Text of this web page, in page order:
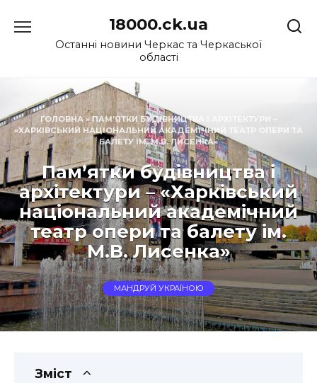
до
18000.ck.ua
Останні новини Черкас та Черкаської
області
ГОЛОВНА»ПАМ’ЯТКИ БУДІВНИЦТВА І АРХІТЕКТУРИ –
«ХАРКІВСЬКИЙ НАЦІОНАЛЬНИЙ АКАДЕМІЧНИЙ ТЕАТР ОПЕРИ ТА
БАЛЕТУ ІМ. М.В. ЛИСЕНКА»
Пам’ятки будівництва і
архітектури – «Харківський
національний академічний
театр опери та балету ім.
М.В. Лисенка»
МАНДРУЙ УКРАЇНОЮ
Зміст